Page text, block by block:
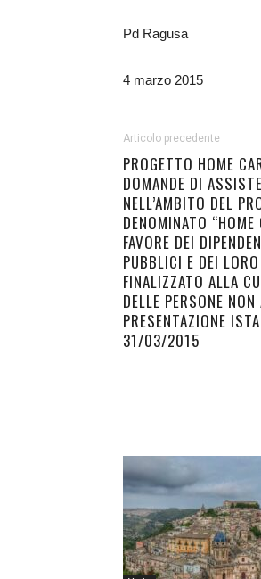
Pd Ragusa
4 marzo 2015
Articolo precedente
PROGETTO HOME
DOMANDE DI
NELL’AMBITO DEL
DENOMINATO
FAVORE DEI
PUBBLICI E DEI
FINALIZZATO ALLA
DELLE PERSONE
PRESENTAZIONE
31/03/2015